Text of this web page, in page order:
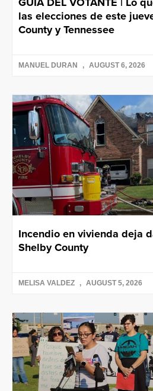
las elecciones de este
County y Tennessee
MANUEL DURAN AUGUST 6, 2026
Incendio en vivienda deja
Shelby County
MELISA VALDEZ AUGUST 5, 2026